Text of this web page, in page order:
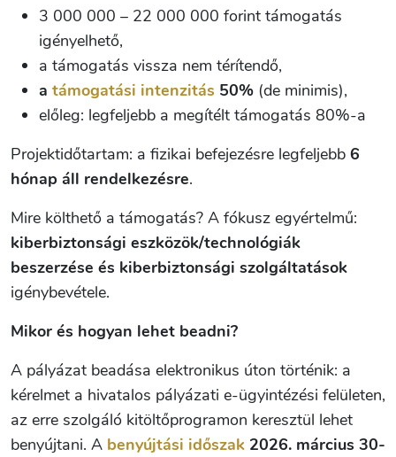
3 000 000 – 22 000 000 forint támogatás
igényelhető,
a támogatás vissza nem térítendő,
a támogatási intenzitás 50% (de minimis),
előleg: legfeljebb a megítélt támogatás 80%-a
Projektidőtartam: a fizikai befejezésre legfeljebb 6
hónap áll rendelkezésre.
Mire költhető a támogatás? A fókusz egyértelmű:
kiberbiztonsági eszközök/technológiák
beszerzése és kiberbiztonsági szolgáltatások
igénybevétele.
Mikor és hogyan lehet beadni?
A pályázat beadása elektronikus úton történik: a
kérelmet a hivatalos pályázati e-ügyintézési felületen,
az erre szolgáló kitöltőprogramon keresztül lehet
benyújtani. A benyújtási időszak 2026. március 30-